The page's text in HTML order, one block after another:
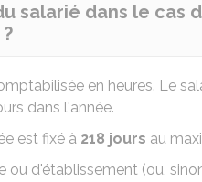
salarié dans le cas
en heures. Le
dans l'année.
est fixé à 218 jours au
d'établissement (ou,